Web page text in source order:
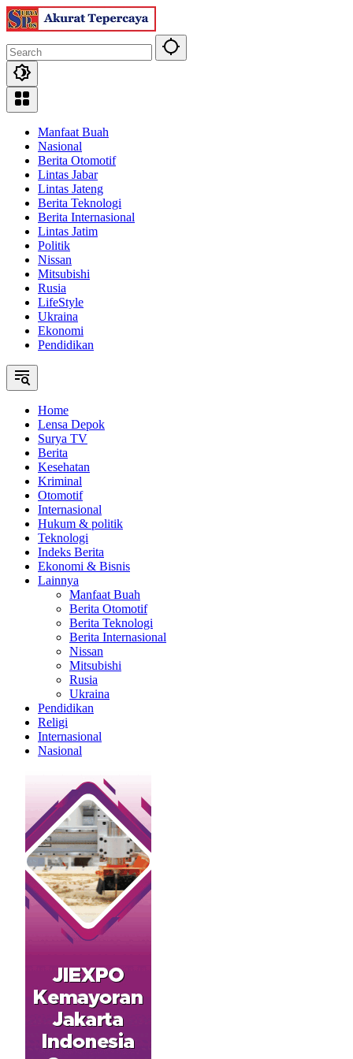
Skip
to
Manfaat Buah
Nasional
Berita Otomotif
Lintas Jabar
Lintas Jateng
Berita Teknologi
Berita Internasional
Lintas Jatim
Politik
Nissan
Mitsubishi
Rusia
LifeStyle
Ukraina
Ekonomi
Pendidikan
Home
Lensa Depok
Surya TV
Berita
Kesehatan
Kriminal
Otomotif
Internasional
Hukum & politik
Teknologi
Indeks Berita
Ekonomi & Bisnis
Lainnya
Manfaat Buah
Berita Otomotif
Berita Teknologi
Berita Internasional
Nissan
Mitsubishi
Rusia
Ukraina
Pendidikan
Religi
Internasional
Nasional